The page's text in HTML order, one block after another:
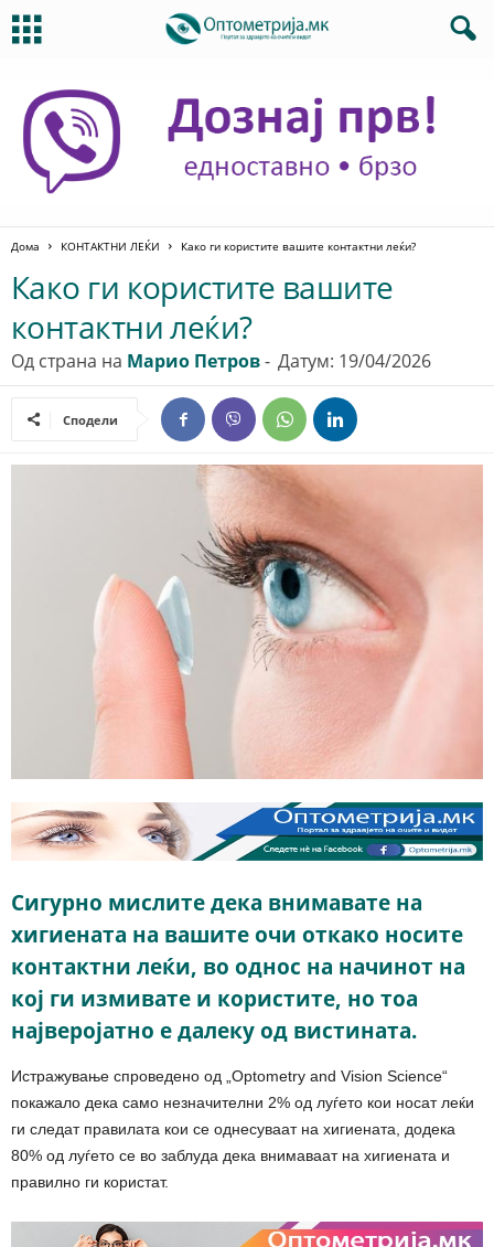
Дома КОНТАКТНИ ЛЕЌИ Како ги користите вашите контактни леќи?
Како ги користите вашите
контактни леќи?
Од страна на Марио Петров- Датум: 19/04/2026
Сподели
Сигурно мислите дека внимавате на
хигиената на вашите очи откако носите
контактни леќи, во однос на начинот на
кој ги измивате и користите, но тоа
најверојатно е далеку од вистината.
Истражување спроведено од „Optometry and Vision Science“
покажало дека само незначителни 2% од луѓето кои носат леќи
ги следат правилата кои се однесуваат на хигиената, додека
80% од луѓето се во заблуда дека внимаваат на хигиената и
правилно ги користат.